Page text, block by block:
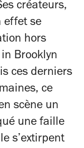
créateurs,
effet se
hors
Brooklyn
ces derniers
ce
scène un
une faille
s’extirpent